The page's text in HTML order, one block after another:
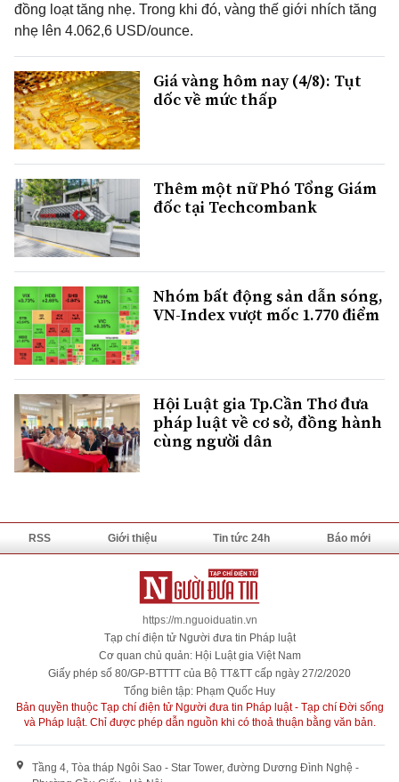
đồng loạt tăng nhẹ. Trong khi đó, vàng thế giới nhích tăng
nhẹ lên 4.062,6 USD/ounce.
Giá vàng hôm nay (4/8): Tụt
dốc về mức thấp
Thêm một nữ Phó Tổng Giám
đốc tại Techcombank
Nhóm bất động sản dẫn sóng,
VN-Index vượt mốc 1.770 điểm
Hội Luật gia Tp.Cần Thơ đưa
pháp luật về cơ sở, đồng hành
cùng người dân
RSS Giới thiệu Tin tức 24h Báo mới
https://m.nguoiduatin.vn
Tạp chí điện tử Người đưa tin Pháp luật
Cơ quan chủ quản: Hội Luật gia Việt Nam
Giấy phép số 80/GP-BTTTT của Bộ TT&TT cấp ngày 27/2/2020
Tổng biên tập: Phạm Quốc Huy
Bản quyền thuộc Tạp chí điện tử Người đưa tin Pháp luật - Tạp chí Đời sống
và Pháp luật. Chỉ được phép dẫn nguồn khi có thoả thuận bằng văn bản.
Tầng 4, Tòa tháp Ngôi Sao - Star Tower, đường Dương Đình Nghệ -